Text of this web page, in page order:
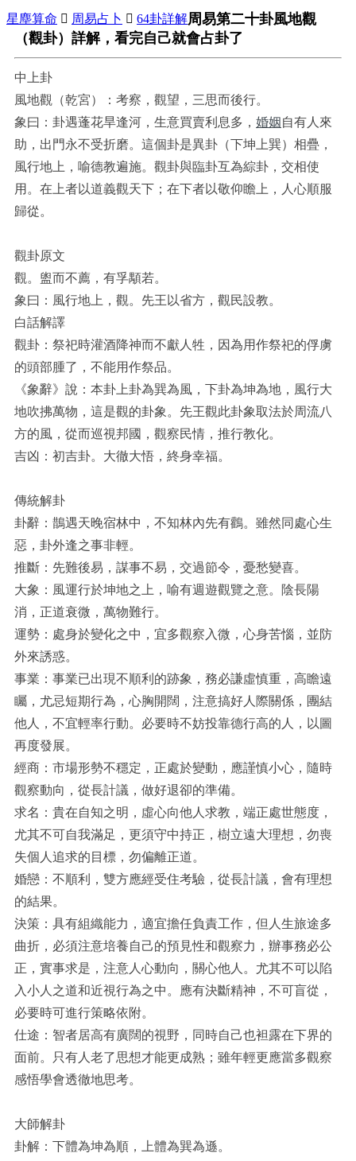
星塵算命  周易占卜  64卦詳解周易第二十卦風地觀
（觀卦）詳解，看完自己就會占卦了
中上卦
風地觀（乾宮）：考察，觀望，三思而後行。
象曰：卦遇蓬花旱逢河，生意買賣利息多， 婚姻自有人來
助，出門永不受折磨。這個卦是異卦（下坤上巽）相疊，
風行地上，喻德教遍施。觀卦與臨卦互為綜卦，交相使
用。在上者以道義觀天下；在下者以敬仰瞻上，人心順服
歸從。
觀卦原文
觀。盥而不薦，有孚顒若。
象曰：風行地上，觀。先王以省方，觀民設教。
白話解譯
觀卦：祭祀時灌酒降神而不獻人牲，因為用作祭祀的俘虜
的頭部腫了，不能用作祭品。
《象辭》說：本卦上卦為巽為風，下卦為坤為地，風行大
地吹拂萬物，這是觀的卦象。先王觀此卦象取法於周流八
方的風，從而巡視邦國，觀察民情，推行教化。
吉凶：初吉卦。大徹大悟，終身幸福。
傳統解卦
卦辭：鵲遇天晚宿林中，不知林內先有鸛。雖然同處心生
惡，卦外逢之事非輕。
推斷：先難後易，謀事不易，交過節令，憂愁變喜。
大象：風運行於坤地之上，喻有週遊觀覽之意。陰長陽
消，正道衰微，萬物難行。
運勢：處身於變化之中，宜多觀察入微，心身苦惱，並防
外來誘惑。
事業：事業已出現不順利的跡象，務必謙虛慎重，高瞻遠
矚，尤忌短期行為，心胸開闊，注意搞好人際關係，團結
他人，不宜輕率行動。必要時不妨投靠德行高的人，以圖
再度發展。
經商：市場形勢不穩定，正處於變動，應謹慎小心，隨時
觀察動向，從長計議，做好退卻的準備。
求名：貴在自知之明，虛心向他人求教，端正處世態度，
尤其不可自我滿足，更須守中持正，樹立遠大理想，勿喪
失個人追求的目標，勿偏離正道。
婚戀：不順利，雙方應經受住考驗，從長計議，會有理想
的結果。
決策：具有組織能力，適宜擔任負責工作，但人生旅途多
曲折，必須注意培養自己的預見性和觀察力，辦事務必公
正，實事求是，注意人心動向，關心他人。尤其不可以陷
入小人之道和近視行為之中。應有決斷精神，不可盲從，
必要時可進行策略依附。
仕途：智者居高有廣闊的視野，同時自己也袒露在下界的
面前。只有人老了思想才能更成熟；雖年輕更應當多觀察
感悟學會透徹地思考。
大師解卦
卦解：下體為坤為順，上體為巽為遜。